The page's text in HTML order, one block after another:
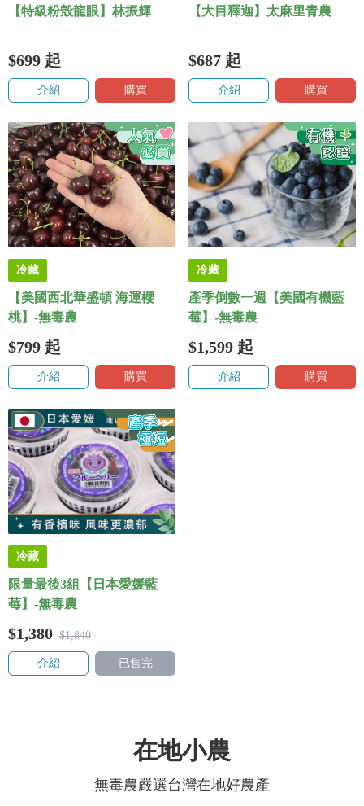
【特級粉殼龍眼】林振輝
$699 起
介紹 購買
【大目釋迦】太麻里青農
$687 起
介紹 購買
冷藏
【美國西北華盛頓 海運櫻
桃】-無毒農
$799 起
介紹 購買
冷藏
產季倒數一週【美國有機藍
莓】-無毒農
$1,599 起
介紹 購買
冷藏
限量最後3組【日本愛媛藍
莓】-無毒農
$1,380 $1,840
介紹 已售完
在地小農
無毒農嚴選台灣在地好農產